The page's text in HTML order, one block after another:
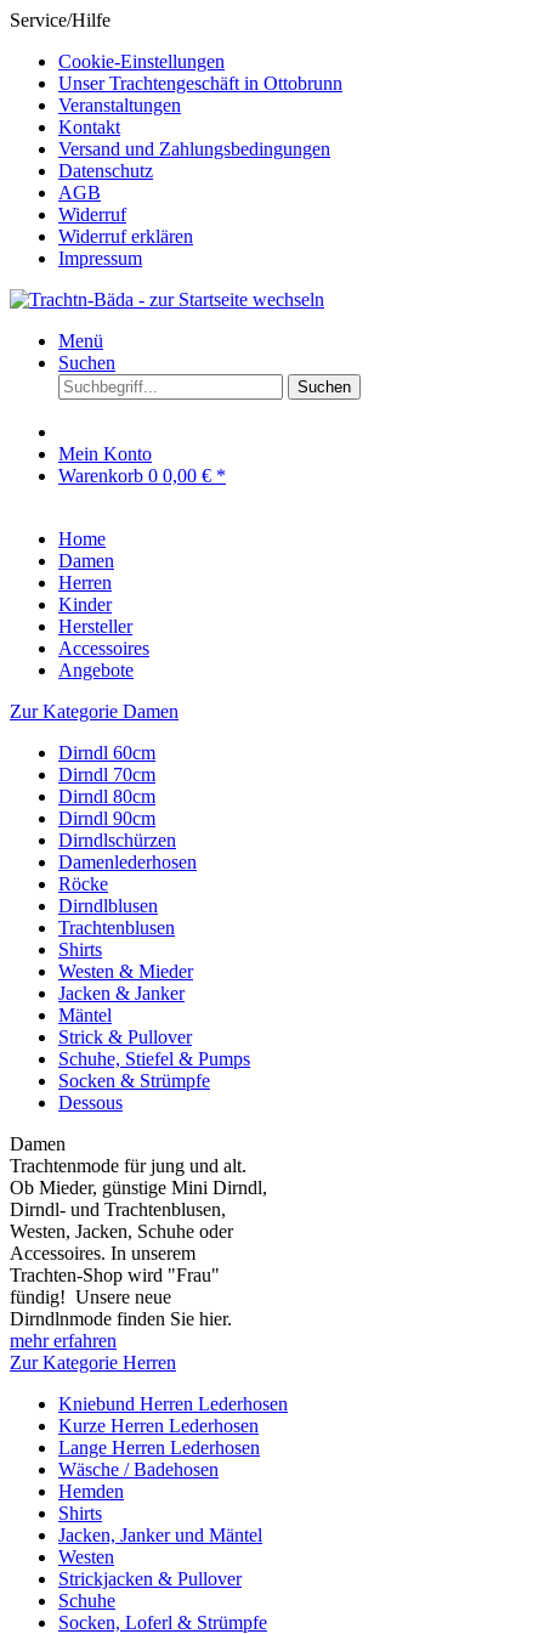
Service/Hilfe
Cookie-Einstellungen
Unser Trachtengeschäft in Ottobrunn
Veranstaltungen
Kontakt
Versand und Zahlungsbedingungen
Datenschutz
AGB
Widerruf
Widerruf erklären
Impressum
Menü
Suchen
Suchen
Mein Konto
Warenkorb 0 0,00 € *
Home
Damen
Herren
Kinder
Hersteller
Accessoires
Angebote
Zur Kategorie Damen
Dirndl 60cm
Dirndl 70cm
Dirndl 80cm
Dirndl 90cm
Dirndlschürzen
Damenlederhosen
Röcke
Dirndlblusen
Trachtenblusen
Shirts
Westen & Mieder
Jacken & Janker
Mäntel
Strick & Pullover
Schuhe, Stiefel & Pumps
Socken & Strümpfe
Dessous
Damen
Trachtenmode für jung und alt.
Ob Mieder, günstige Mini Dirndl,
Dirndl- und Trachtenblusen,
Westen, Jacken, Schuhe oder
Accessoires. In unserem
Trachten-Shop wird "Frau"
fündig! Unsere neue
Dirndlnmode finden Sie hier.
mehr erfahren
Zur Kategorie Herren
Kniebund Herren Lederhosen
Kurze Herren Lederhosen
Lange Herren Lederhosen
Wäsche / Badehosen
Hemden
Shirts
Jacken, Janker und Mäntel
Westen
Strickjacken & Pullover
Schuhe
Socken, Loferl & Strümpfe